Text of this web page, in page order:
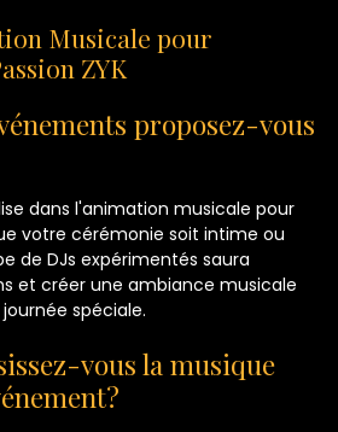
Musicale pour
ZYK
proposez-vous
dans l'animation musicale pour
votre cérémonie soit intime ou
de DJs expérimentés saura
et créer une ambiance musicale
spéciale.
vous la musique